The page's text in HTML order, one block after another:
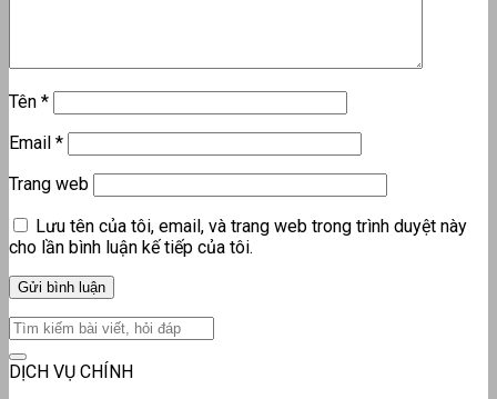
Tên *
Email *
Trang web
Lưu tên của tôi, email, và trang web trong trình duyệt này
cho lần bình luận kế tiếp của tôi.
DỊCH VỤ CHÍNH